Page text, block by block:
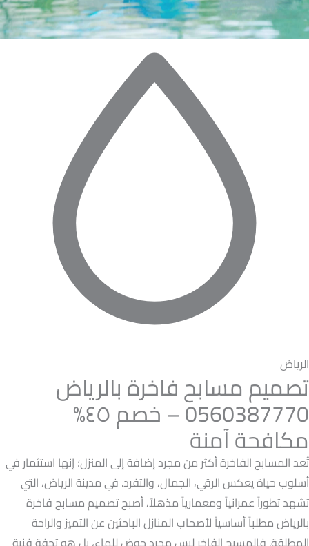
الرياض
تصميم مسابح فاخرة بالرياض
0560387770 – خصم ٤٥%
مكافحة آمنة
تُعد المسابح الفاخرة أكثر من مجرد إضافة إلى المنزل؛ إنها استثمار في
أسلوب حياة يعكس الرقي، الجمال، والتفرد. في مدينة الرياض، التي
تشهد تطوراً عمرانياً ومعمارياً مذهلاً، أصبح تصميم مسابح فاخرة
بالرياض مطلباً أساسياً لأصحاب المنازل الباحثين عن التميز والراحة